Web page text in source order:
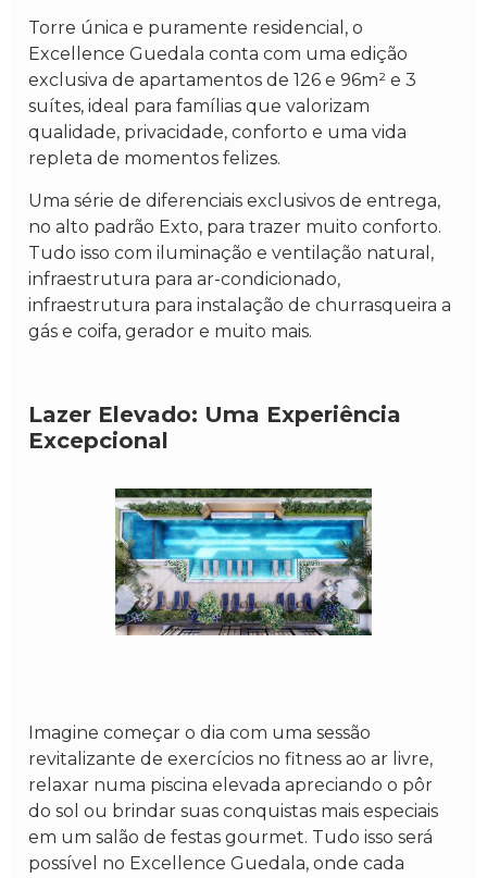
Torre única e puramente residencial, o
Excellence Guedala conta com uma edição
exclusiva de apartamentos de 126 e 96m² e 3
suítes, ideal para famílias que valorizam
qualidade, privacidade, conforto e uma vida
repleta de momentos felizes.
Uma série de diferenciais exclusivos de entrega,
no alto padrão Exto, para trazer muito conforto.
Tudo isso com iluminação e ventilação natural,
infraestrutura para ar-condicionado,
infraestrutura para instalação de churrasqueira a
gás e coifa, gerador e muito mais.
Lazer Elevado: Uma Experiência
Excepcional
Imagine começar o dia com uma sessão
revitalizante de exercícios no fitness ao ar livre,
relaxar numa piscina elevada apreciando o pôr
do sol ou brindar suas conquistas mais especiais
em um salão de festas gourmet. Tudo isso será
possível no Excellence Guedala, onde cada